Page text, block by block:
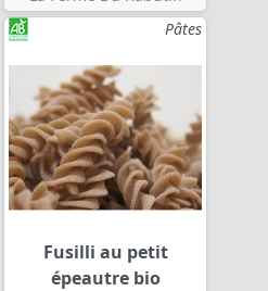
Pâtes
Fusilli au petit
épeautre bio